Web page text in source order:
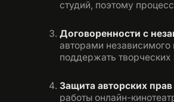
студий, поэтому
Договоренности с
авторами
поддержать
Защита авторских
работы онлайн-